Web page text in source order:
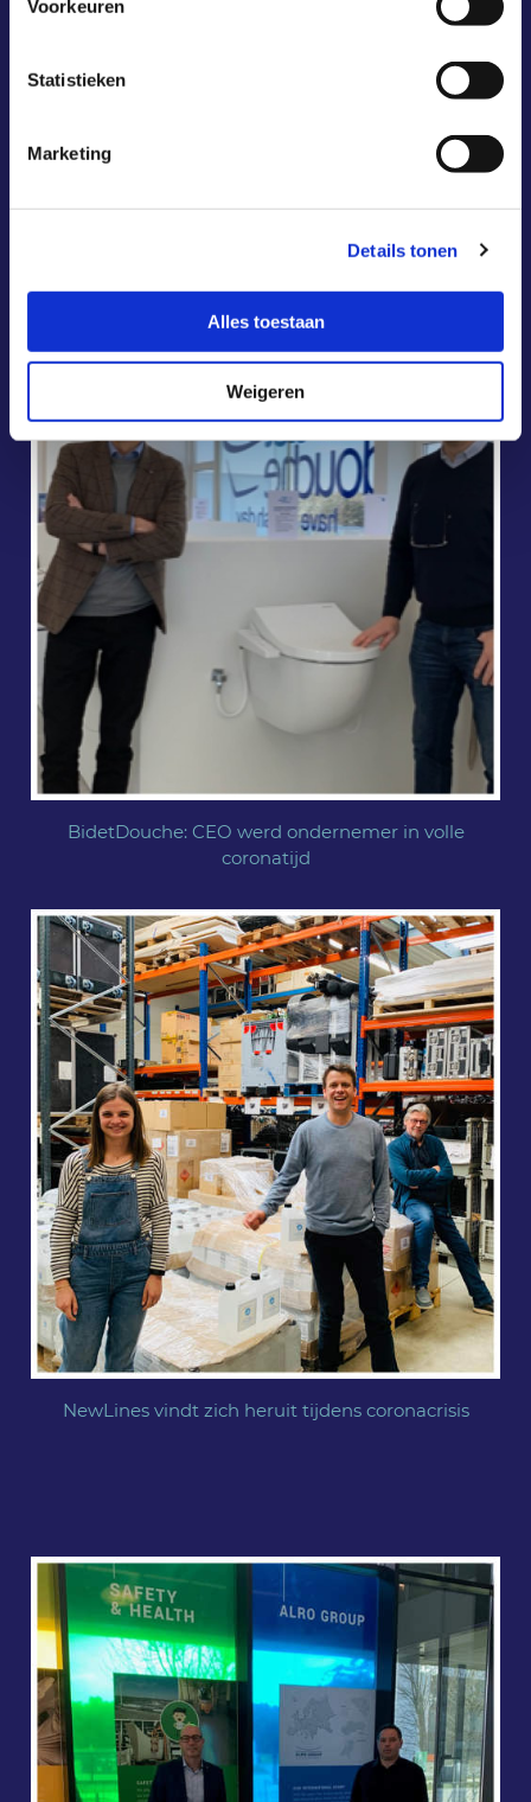
Voorkeuren
Statistieken
Marketing
Details tonen
Alles toestaan
Weigeren
UgenTec groeit met 273%
BidetDouche: CEO werd ondernemer in volle
coronatijd
NewLines vindt zich heruit tijdens coronacrisis